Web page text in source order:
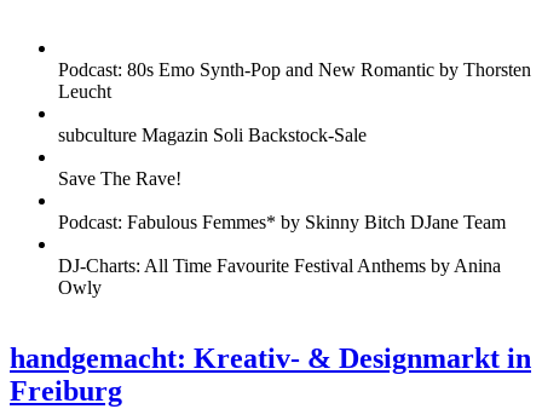
Podcast: 80s Emo Synth-Pop and New Romantic by Thorsten
Leucht
subculture Magazin Soli Backstock-Sale
Save The Rave!
Podcast: Fabulous Femmes* by Skinny Bitch DJane Team
DJ-Charts: All Time Favourite Festival Anthems by Anina
Owly
handgemacht: Kreativ- & Designmarkt in
Freiburg